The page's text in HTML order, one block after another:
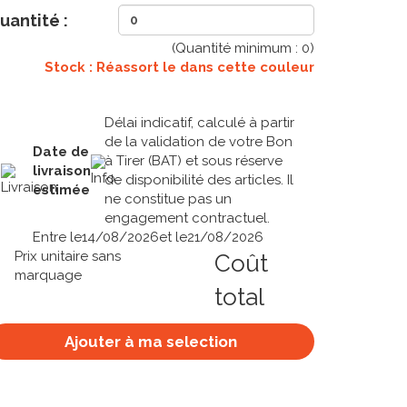
:
(Quantité minimum : 0)
Stock : Réassort le dans cette couleur
Date de
livraison
estimée
Délai indicatif, calculé à partir
de la validation de votre Bon
à Tirer (BAT) et sous réserve
de disponibilité des articles. Il
ne constitue pas un
engagement contractuel.
Entre le14/08/2026et le21/08/2026
Prix unitaire sans
marquage
Coût
total
Ajouter à ma selection